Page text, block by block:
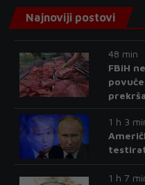
Najnoviji postovi
48 min
FBiH
1 h 3
1 h 7